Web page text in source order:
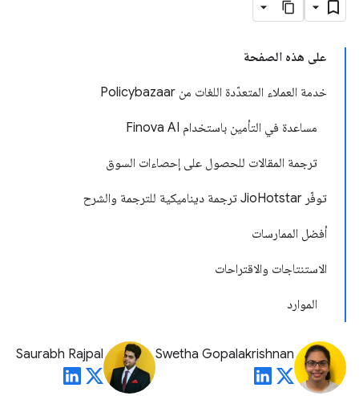
على هذه الصفحة
خدمة العملاء المتعدّدة اللغات من Policybazaar
مساعدة في التأمين باستخدام Finova AI
ترجمة المقالات للحصول على إحصاءات السوق
توفّر JioHotstar ترجمة ديناميكية للترجمة والشرح
أفضل الممارسات
الاستنتاجات والاقتراحات
الموارد
Swetha Gopalakrishnan
Saurabh Rajpal